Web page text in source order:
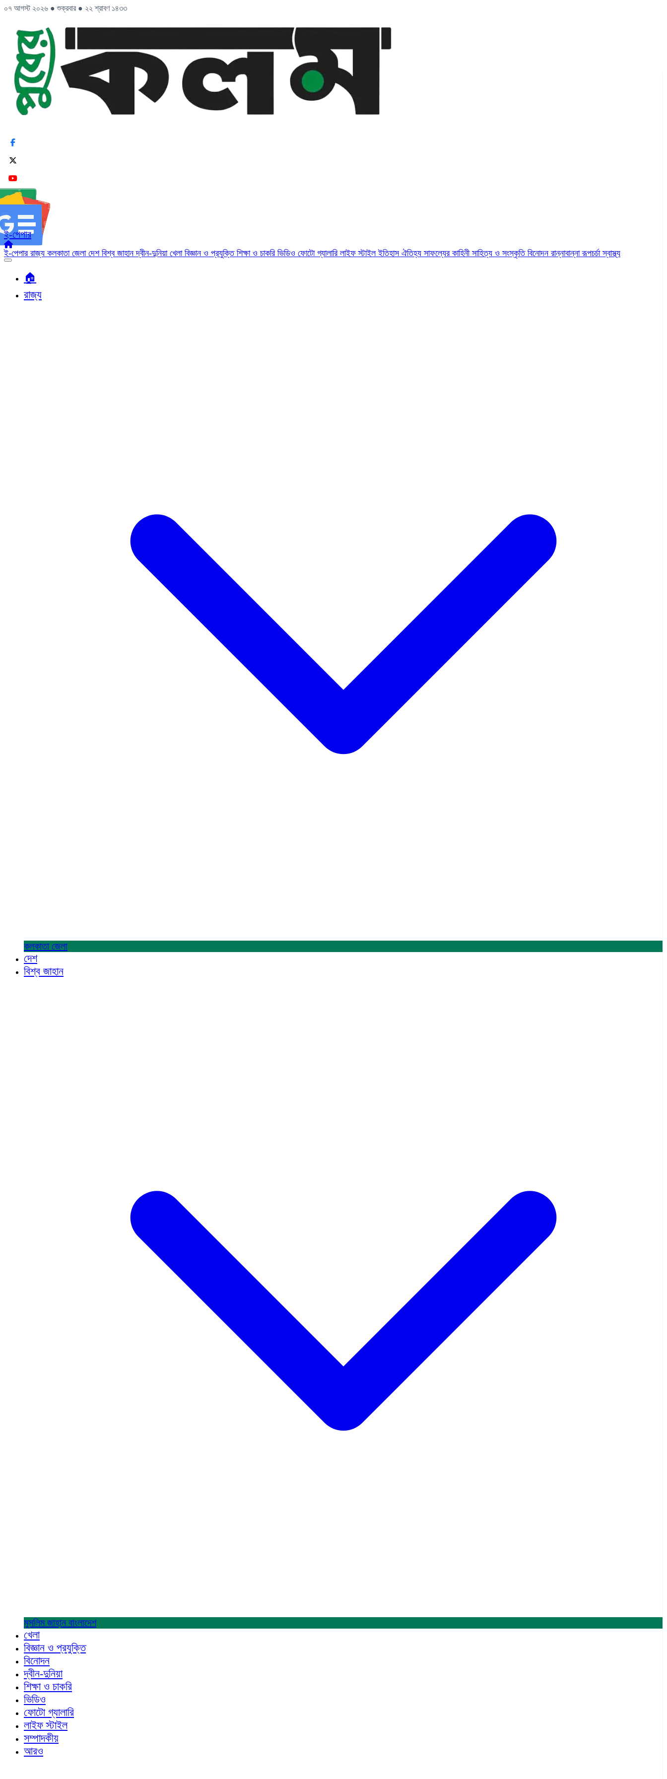
০৭ আগস্ট ২০২৬ ● শুক্রবার ● ২২ শ্রাবণ ১৪৩৩
ই-পেপার
ই-পেপার রাজ্য কলকাতা জেলা দেশ বিশ্ব জাহানদ্বীন-দুনিয়া খেলা বিজ্ঞান ও প্রযুক্তি শিক্ষা ও চাকরি ভিডিও ফোটো গ্যালারি লাইফ স্টাইলইতিহাস ঐতিহ্য সাফল্যের কাহিনী সাহিত্য ও সংস্কৃতি বিনোদন রান্নাবান্নারূপচর্চাস্বাস্থ্য
🏠︎
রাজ্য
কলকাতা জেলা
দেশ
বিশ্ব জাহান
মুসলিম জাহান বাংলাদেশ
খেলা
বিজ্ঞান ও প্রযুক্তি
বিনোদন
দ্বীন-দুনিয়া
শিক্ষা ও চাকরি
ভিডিও
ফোটো গ্যালারি
লাইফ স্টাইল
সম্পাদকীয়
আরও